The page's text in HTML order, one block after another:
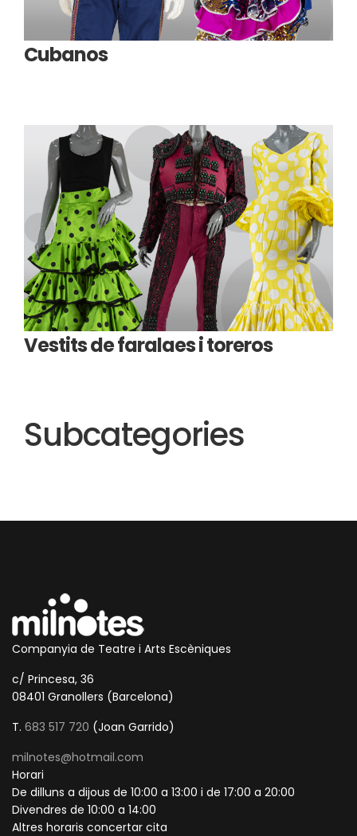
Cubanos
Vestits de faralaes i toreros
Subcategories
Companyia de Teatre i Arts Escèniques
c/ Princesa, 36
08401 Granollers (Barcelona)
T. 683 517 720 (Joan Garrido)
milnotes@hotmail.com
Horari
De dilluns a dijous de 10:00 a 13:00 i de 17:00 a 20:00
Divendres de 10:00 a 14:00
Altres horaris concertar cita